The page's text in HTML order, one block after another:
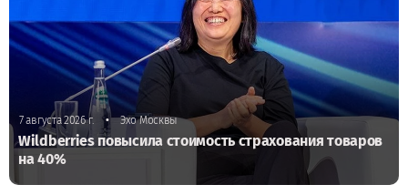
7 августа 2026 г. • Эхо Москвы
Wildberries повысила стоимость страхования товаров
на 40%